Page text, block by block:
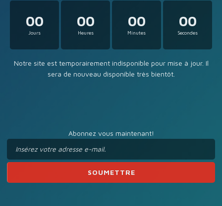
00
Jours
00
Heures
00
Minutes
00
Secondes
Notre site est temporairement indisponible pour mise à jour. Il
sera de nouveau disponible très bientôt.
Abonnez vous maintenant!